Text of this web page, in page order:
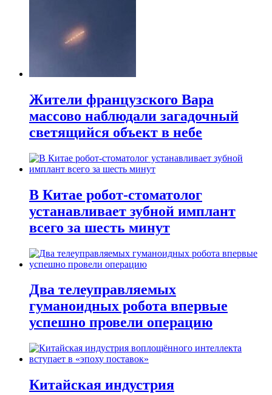
Жители французского Вара
массово наблюдали загадочный
светящийся объект в небе
В Китае робот-стоматолог
устанавливает зубной имплант
всего за шесть минут
Два телеуправляемых
гуманоидных робота впервые
успешно провели операцию
Китайская индустрия